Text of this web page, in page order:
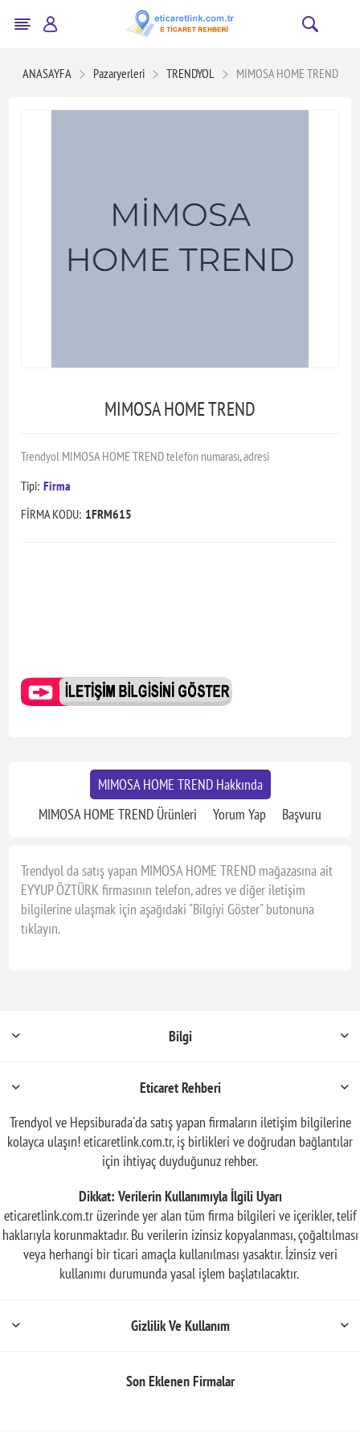
ANASAYFA Pazaryerleri TRENDYOL MIMOSA HOME TREND
MIMOSA HOME TREND
Trendyol MIMOSA HOME TREND telefon numarası, adresi
Tipi: Firma
FİRMA KODU: 1FRM615
MIMOSA HOME TREND Hakkında
MIMOSA HOME TREND Ürünleri
Yorum Yap Başvuru
Trendyol da satış yapan MIMOSA HOME TREND mağazasına ait
EYYUP ÖZTÜRK firmasının telefon, adres ve diğer iletişim
bilgilerine ulaşmak için aşağıdaki "Bilgiyi Göster" butonuna
tıklayın.
Bilgi
Eticaret Rehberi
Trendyol ve Hepsiburada'da satış yapan firmaların iletişim bilgilerine
kolayca ulaşın! eticaretlink.com.tr, iş birlikleri ve doğrudan bağlantılar
için ihtiyaç duyduğunuz rehber.
Dikkat: Verilerin Kullanımıyla İlgili Uyarı
eticaretlink.com.tr üzerinde yer alan tüm firma bilgileri ve içerikler, telif
haklarıyla korunmaktadır. Bu verilerin izinsiz kopyalanması, çoğaltılması
veya herhangi bir ticari amaçla kullanılması yasaktır. İzinsiz veri
kullanımı durumunda yasal işlem başlatılacaktır.
Gizlilik Ve Kullanım
Son Eklenen Firmalar